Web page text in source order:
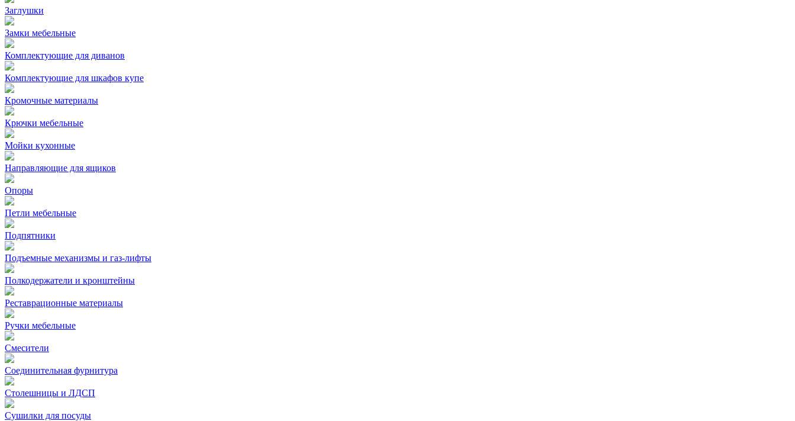
Заглушки
Замки мебельные
Комплектующие для диванов
Комплектующие для шкафов купе
Кромочные материалы
Крючки мебельные
Мойки кухонные
Направляющие для ящиков
Опоры
Петли мебельные
Подпятники
Подъемные механизмы и газ-лифты
Полкодержатели и кронштейны
Реставрационные материалы
Ручки мебельные
Смесители
Соединительная фурнитура
Столешницы и ЛДСП
Сушилки для посуды